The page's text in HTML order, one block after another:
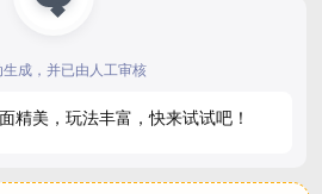
成，并已由人工审核
精美，玩法丰富，快来试试吧！